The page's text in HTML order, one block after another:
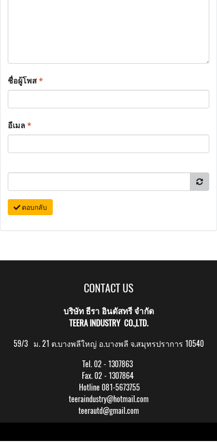
ชื่อผู้โพส*
อีเมล*
ตอบกลับ
CONTACT US
บริษัท ธีรา อินดัสทรี จำกัด
TEERA INDUSTRY CO.,LTD.
59/3 ม. 21 ต.บางพลีใหญ่ อ.บางพลี จ.สมุทรปราการ 10540
Tel. 02 - 1307863
Fax. 02 - 1307864
Hotline 081-5673755
teeraindustry@hotmail.com
teerautd@gmail.com